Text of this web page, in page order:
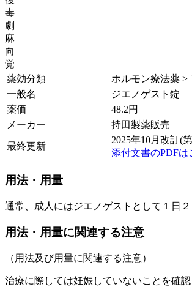
毒
劇
麻
向
覚
薬効分類
ホルモン療法薬 >
一般名
ジエノゲスト錠
薬価
48.2円
メーカー
持田製薬販売
最終更新
2025年10月改訂(
添付文書のPDFは
用法・用量
通常、成人にはジエノゲストとして１日
用法・用量に関連する注意
（用法及び用量に関連する注意）
治療に際しては妊娠していないことを確